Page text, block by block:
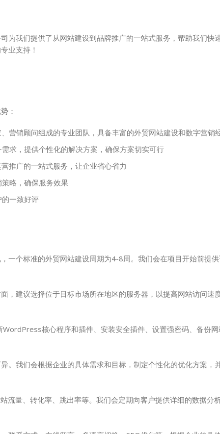
为我们提供了从网站建设到品牌推广的一站式服务，帮助我们快
业支持！
：
营销顾问组成的专业团队，具备丰富的外贸网站建设和数字营销
求，提供个性化的解决方案，确保方案切实可行
推广的一站式服务，让企业省心省力
略，确保服务效果
一致好评
一个标准的外贸网站建设周期为4-8周。我们会在项目开始前提
，建议选择位于目标市场所在地区的服务器，以提高网站访问速
核心程序和插件、安装安全插件、设置强密码、备份
。我们会根据企业的具体需求和目标，制定个性化的优化方案，
流量、转化率、跳出率等。我们会定期向客户提供详细的数据分